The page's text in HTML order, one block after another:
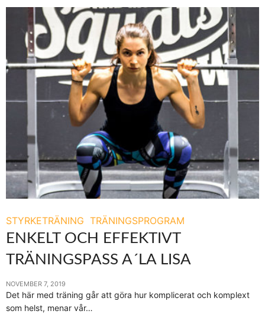
STYRKETRÄNING TRÄNINGSPROGRAM
ENKELT OCH EFFEKTIVT
TRÄNINGSPASS A´LA LISA
NOVEMBER 7, 2019
Det här med träning går att göra hur komplicerat och komplext
som helst, menar vår…